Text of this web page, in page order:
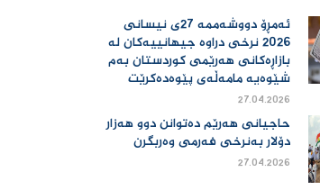
ئەمڕۆ دووشەممە 27ی نیسانی
2026 نرخی دراوە جیهانییەكان لە
بازاڕەكانی هەرێمی كوردستان بەم
شێوەیە مامەڵەی پێوەدەكرێت
27.04.2026
حاجیانی هەرێم دەتوانن دوو هەزار
دۆلار بەنرخی فەرمی وەربگرن
27.04.2026